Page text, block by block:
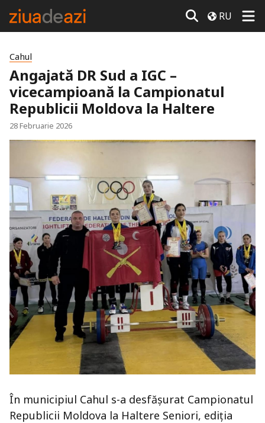
RU
Cahul
Angajată DR Sud a IGC –
vicecampioană la Campionatul
Republicii Moldova la Haltere
28 Februarie 2026
În municipiul Cahul s-a desfășurat Campionatul
Republicii Moldova la Haltere Seniori, ediția